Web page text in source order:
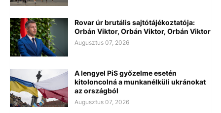
Rovar úr brutális sajtótájékoztatója:
Orbán Viktor, Orbán Viktor, Orbán Viktor
Augusztus 07, 2026
A lengyel PiS győzelme esetén
kitoloncolná a munkanélküli ukránokat
az országból
Augusztus 07, 2026